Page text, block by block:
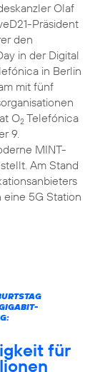
Olaf
Präsident
den
in der Digital
in Berlin
mit fünf
O2Telefónica
9.
MINT-
Am Stand
5G Station
für